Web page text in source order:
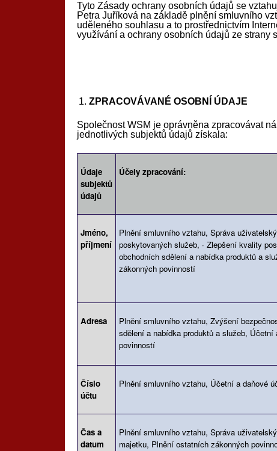
Tyto Zásady ochrany osobních údajů se
Petra Juříková na základě plnění smluvního
uděleného souhlasu a to prostřednictvím
využívání a ochrany osobních údajů ze strany
ZPRACOVÁVANÉ OSOBNÍ ÚDAJE
Společnost WSM je oprávněna zpracovávat
jednotlivých subjektů údajů získala:
Údaje
subjektů
údajů
Účely zpracování:
Jméno,
příjmení
Plnění smluvního vztahu, Správa
poskytovaných služeb, · Zlepšení kvality
obchodních sdělení a nabídka produktů a
zákonných povinností
Adresa
Plnění smluvního vztahu, Zvýšení
sdělení a nabídka produktů a služeb,
povinností
Číslo
účtu
Plnění smluvního vztahu, Účetní a daňové
Čas a
datum
Plnění smluvního vztahu, Správa
majetku, Plnění ostatních zákonných